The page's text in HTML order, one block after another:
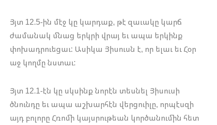
Յյտ 12.5-ին մէջ կը կարդաք, թէ զաւակը կարճ
ժամանակ մնաց երկրի վրայ եւ ապա երկինք
փոխադրուեցաւ: Ասիկա Յիսուսն է, որ ելաւ եւ Հօր
աջ կողմը նստաւ:
Յյտ 12.1-էն կը սկսինք նորէն տեսնել Յիսուսի
ծնունդը եւ ապա աշխարհէն վերցուիլը, որպէսզի
այդ բոլորը Հռոմի կայսրութեան կործանումին հետ